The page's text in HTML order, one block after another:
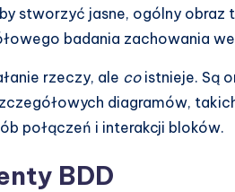
stworzyć jasne, ogólny obraz
badania zachowania
rzeczy, ale coistnieje. Są
diagramów,
połączeń i interakcji bloków.
BDD